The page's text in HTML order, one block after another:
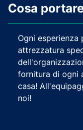
Cosa
Ogni
attrezzatura
fornitura di ogni
casa!
noi!